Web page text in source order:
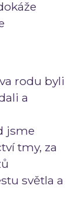
rodu byli
a
jsme
tmy, za
světla a